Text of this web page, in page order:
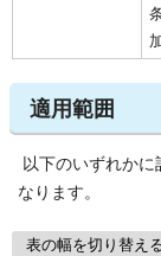
適用範囲
以下のいずれか
なります。
表の幅を切り替え